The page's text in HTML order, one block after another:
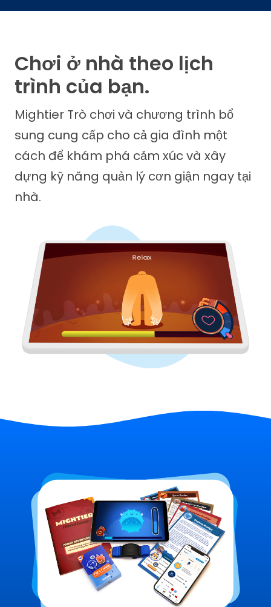
Chơi ở nhà theo lịch
trình của bạn.
Mightier Trò chơi và chương trình bổ
sung cung cấp cho cả gia đình một
cách để khám phá cảm xúc và xây
dựng kỹ năng quản lý cơn giận ngay tại
nhà.